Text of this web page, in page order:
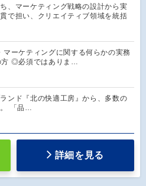
、マーケティング戦略の設計から実
で担い、クリエイティブ領域を統括
マーケティングに関する何らかの実務
方 ◎必須ではありま…
ンド『北の快適工房』から、多数の
「品…
詳細を見る